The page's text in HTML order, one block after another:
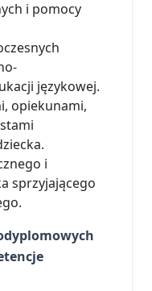
i pomocy
językowej.
opiekunami,
i
sprzyjającego